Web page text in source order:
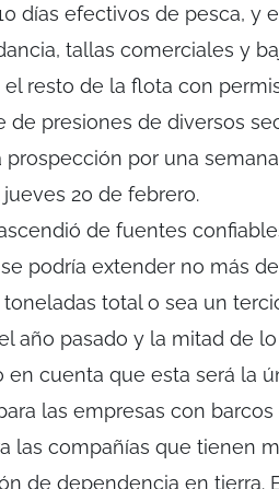
días efectivos de pesca, y
tallas comerciales y
el resto de la flota con
de presiones de diversos
prospección por una
20 de febrero.
de fuentes
podría extender no más
toneladas total o sea un
año pasado y la mitad de
en cuenta que esta será la
las empresas con
las compañías que tienen
de dependencia en tierra.